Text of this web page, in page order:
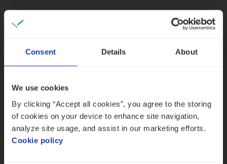
Consent Details About
We use cookies
By clicking “Accept all cookies”, you agree to the storing
of cookies on your device to enhance site navigation,
analyze site usage, and assist in our marketing efforts.
Cookie policy
Insurance Operations
Client Exe­cu­ti­ve Marine
Insurance Operations